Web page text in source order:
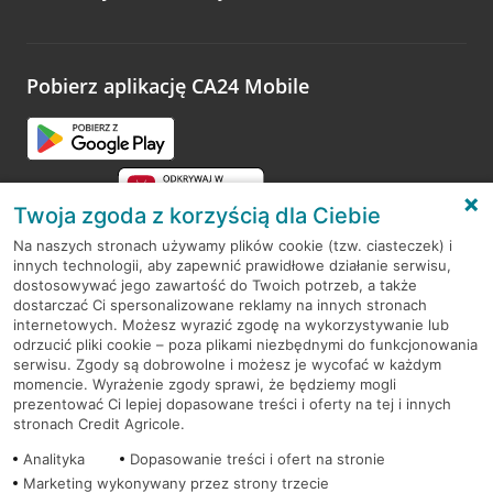
opinie.
Pobierz aplikację CA24 Mobile
RODO
Regulamin serwisu
Mapa serwisu
PolitykaCookies
Twoja zgoda z korzyścią dla Ciebie
Na naszych stronach używamy plików cookie (tzw. ciasteczek) i
innych technologii, aby zapewnić prawidłowe działanie serwisu,
dostosowywać jego zawartość do Twoich potrzeb, a także
dostarczać Ci spersonalizowane reklamy na innych stronach
internetowych. Możesz wyrazić zgodę na wykorzystywanie lub
odrzucić pliki cookie – poza plikami niezbędnymi do funkcjonowania
serwisu. Zgody są dobrowolne i możesz je wycofać w każdym
momencie. Wyrażenie zgody sprawi, że będziemy mogli
prezentować Ci lepiej dopasowane treści i oferty na tej i innych
stronach Credit Agricole.
Analityka
Dopasowanie treści i ofert na stronie
Marketing wykonywany przez strony trzecie